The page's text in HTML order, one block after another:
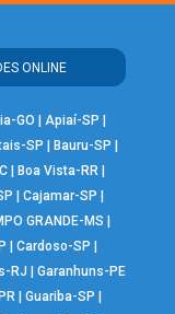
ONLINE
GO Apiaí-SP
SP Bauru-SP
Boa Vista-RR
Cajamar-SP
GRANDE-MS
Cardoso-SP
RJ
Garanhuns-PE
| Guariba-SP